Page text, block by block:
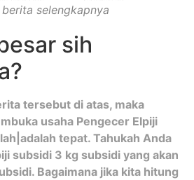
selengkapnya
sih
tersebut di atas, maka
usaha Pengecer Elpiji
tepat. Tahukah Anda
subsidi 3 kg subsidi yang akan
Bagaimana jika kita hitung